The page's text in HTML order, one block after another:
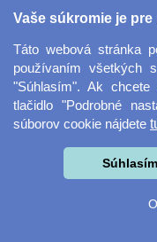
fotografie
Vaše súkromie je
Táto webová stránka
používaním všetkých
"Súhlasím". Ak
tlačidlo "Podrobné
súborov cookie nájdete
Súhlasím